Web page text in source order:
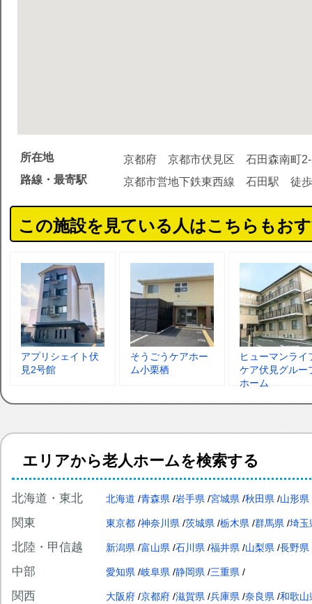
所在地
京都府 京都市伏見区 石田森南町
路線・最寄駅
京都市営地下鉄東西線 石田駅 徒
この施設を見ている人はこちらもお
アプリシェイト伏
見2号館
そうごうケアホー
ム小栗栖
ヒューマンライ
ケア伏見グルー
ホーム
エリアから老人ホームを検索する
北海道・東北 北海道 青森県 岩手県 宮城県 秋田県 山形県
関東 東京都 神奈川県 茨城県 栃木県 群馬県 埼玉
北陸・甲信越 新潟県 富山県 石川県 福井県 山梨県 長野県
中部 愛知県 岐阜県 静岡県 三重県
関西 大阪府 京都府 滋賀県 兵庫県 奈良県 和歌山